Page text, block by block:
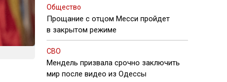
Общество
Прощание с отцом Месси пройдет
в закрытом режиме
СВО
Мендель призвала срочно заключить
мир после видео из Одессы